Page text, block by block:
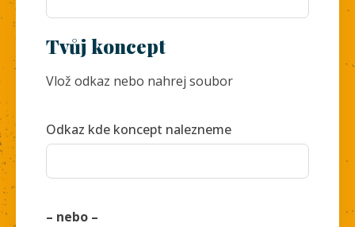
Tvůj koncept
Vlož odkaz nebo nahrej soubor
Odkaz kde koncept nalezneme
– nebo –